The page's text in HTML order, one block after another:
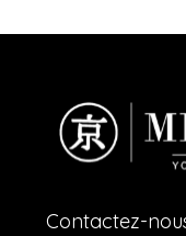
Contactez-